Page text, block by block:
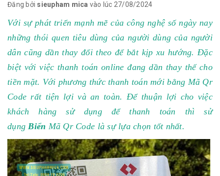
Đăng bởi sieupham mica vào lúc 27/08/2024
Với sự phát triển mạnh mẽ của công nghệ số ngày nay
những thói quen tiêu dùng của người dùng của người
dân cũng dần thay đổi theo để bắt kịp xu hướng. Đặc
biệt với việc thanh toán online đang dần thay thế cho
tiền mặt. Với phương thức thanh toán mới bằng Mã Qr
Code rất tiện lợi và an toàn. Để thuận lợi cho việc
khách hàng sử dụng để thanh toán thì sử
dụngBiển Mã Qr Code là sự lựa chọn tốt nhất.